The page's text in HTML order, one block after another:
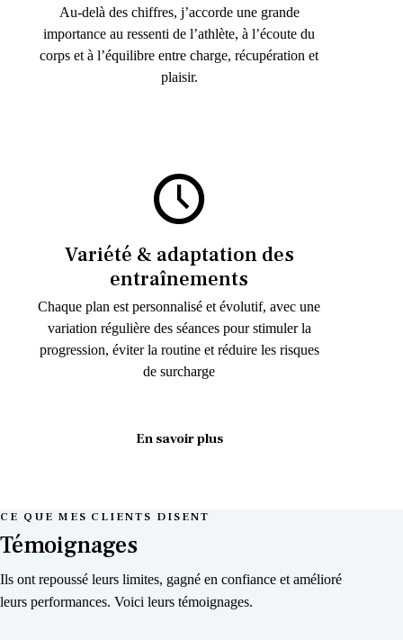
Au-delà des chiffres, j’accorde une grande
importance au ressenti de l’athlète, à l’écoute du
corps et à l’équilibre entre charge, récupération et
plaisir.
Variété & adaptation des
entraînements
Chaque plan est personnalisé et évolutif, avec une
variation régulière des séances pour stimuler la
progression, éviter la routine et réduire les risques
de surcharge
En savoir plus
CE QUE MES CLIENTS DISENT
Témoignages
Ils ont repoussé leurs limites, gagné en confiance et amélioré
leurs performances. Voici leurs témoignages.